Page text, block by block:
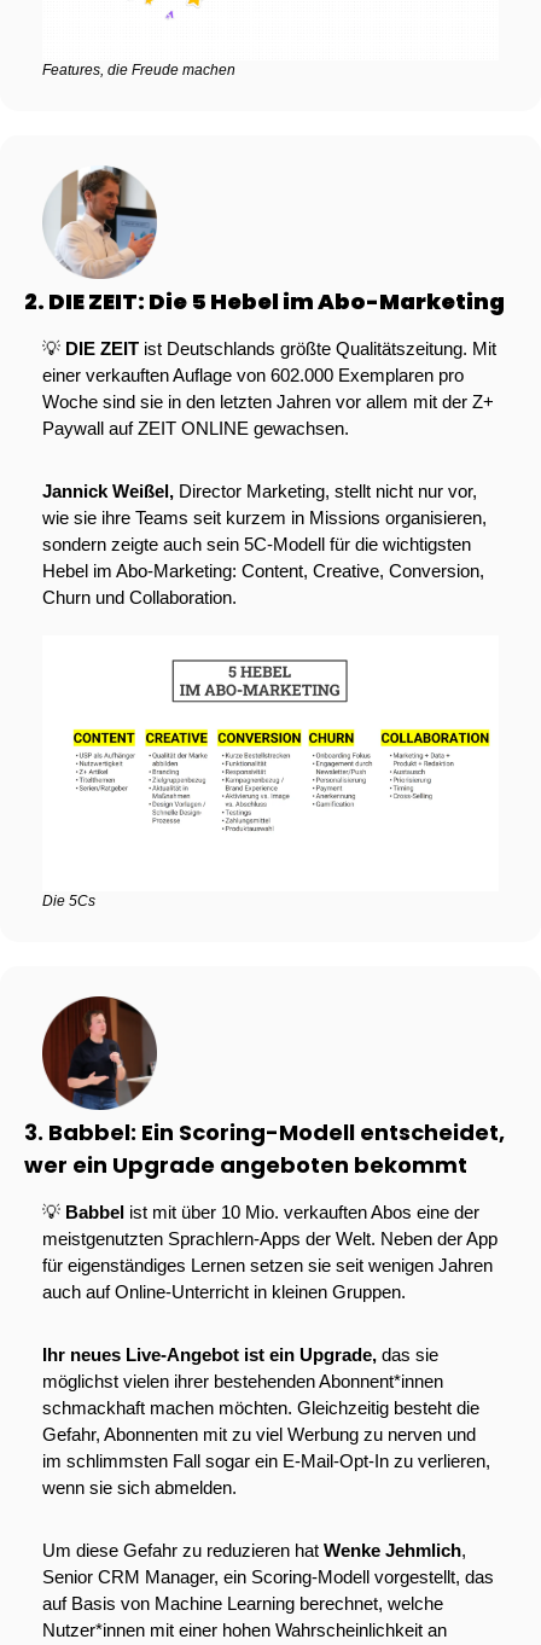
Features, die Freude machen
2. DIE ZEIT: Die 5 Hebel im Abo-Marketing
💡 DIE ZEIT ist Deutschlands größte Qualitätszeitung. Mit
einer verkauften Auflage von 602.000 Exemplaren pro
Woche sind sie in den letzten Jahren vor allem mit der Z+
Paywall auf ZEIT ONLINE gewachsen.
Jannick Weißel, Director Marketing, stellt nicht nur vor,
wie sie ihre Teams seit kurzem in Missions organisieren,
sondern zeigte auch sein 5C-Modell für die wichtigsten
Hebel im Abo-Marketing: Content, Creative, Conversion,
Churn und Collaboration.
Die 5Cs
3. Babbel: Ein Scoring-Modell entscheidet,
wer ein Upgrade angeboten bekommt
💡 Babbel ist mit über 10 Mio. verkauften Abos eine der
meistgenutzten Sprachlern-Apps der Welt. Neben der App
für eigenständiges Lernen setzen sie seit wenigen Jahren
auch auf Online-Unterricht in kleinen Gruppen.
Ihr neues Live-Angebot ist ein Upgrade, das sie
möglichst vielen ihrer bestehenden Abonnent*innen
schmackhaft machen möchten. Gleichzeitig besteht die
Gefahr, Abonnenten mit zu viel Werbung zu nerven und
im schlimmsten Fall sogar ein E-Mail-Opt-In zu verlieren,
wenn sie sich abmelden.
Um diese Gefahr zu reduzieren hat Wenke Jehmlich,
Senior CRM Manager, ein Scoring-Modell vorgestellt, das
auf Basis von Machine Learning berechnet, welche
Nutzer*innen mit einer hohen Wahrscheinlichkeit an